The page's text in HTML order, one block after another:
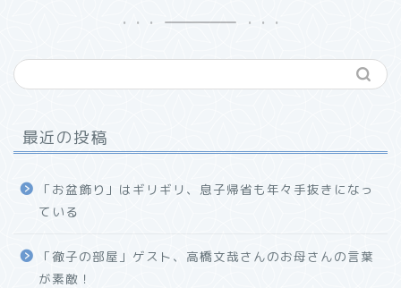
最近の投稿
「お盆飾り」はギリギリ、息子帰省も年々手抜きになっ
ている
「徹子の部屋」ゲスト、高橋文哉さんのお母さんの言葉
が素敵！